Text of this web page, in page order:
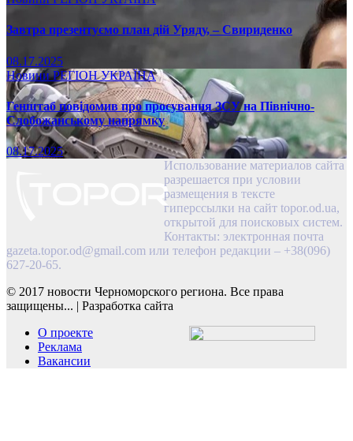
Завтра презентуємо план дій Уряду, – Свириденко
08.17.2025
НовиниРЕГІОНУКРАЇНА
Генштаб повідомив про просування ЗСУ на Північно-
Слобожанському напрямку
08.17.2025
Использование материалов сайта
разрешается при условии
размещения в тексте
гиперссылки на сайт topor.od.ua,
открытой для поисковых систем.
Контакты: электронная почта
gazeta.topor.od@gmail.com или телефон редакции – +38(096)
627-20-65.
© 2017 новости Черноморского региона. Все права
защищены... | Разработка сайта
О проекте
Реклама
Вакансии